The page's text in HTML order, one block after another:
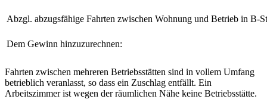
Abzgl. abzugsfähige Fahrten zwischen Wohnung und Betrieb in B-
Dem Gewinn hinzuzurechnen:
Fahrten zwischen mehreren Betriebsstätten sind in vollem Umfang
betrieblich veranlasst, so dass ein Zuschlag entfällt. Ein
Arbeitszimmer ist wegen der räumlichen Nähe keine Betriebsstätte.